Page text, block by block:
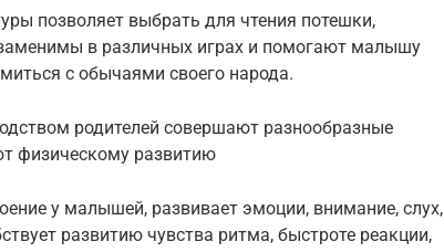
позволяет выбрать для чтения потешки,
в различных играх и помогают малышу
с обычаями своего народа.
родителей совершают разнообразные
физическому развитию
у малышей, развивает эмоции, внимание, слух,
развитию чувства ритма, быстроте реакции,